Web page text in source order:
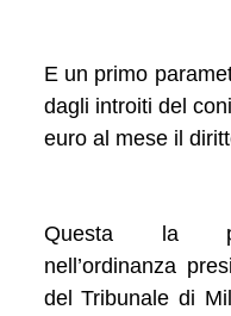
E un primo
dagli introiti del
euro al mese il
Questa la
nell’ordinanza
del Tribunale di